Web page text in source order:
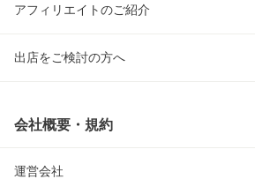
アフィリエイトのご紹介
出店をご検討の方へ
会社概要・規約
運営会社